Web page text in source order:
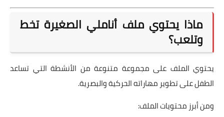
ماذا يحتوي ملف أناملي الصغيرة تخط
وتلعب؟
يحتوي الملف على مجموعة متنوعة من الأنشطة التي تساعد
الطفل على تطوير مهاراته الحركية والبصرية.
ومن أبرز محتويات الملف: